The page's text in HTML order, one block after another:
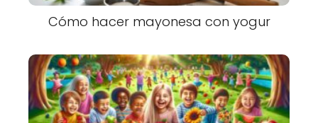
Cómo hacer mayonesa con yogur